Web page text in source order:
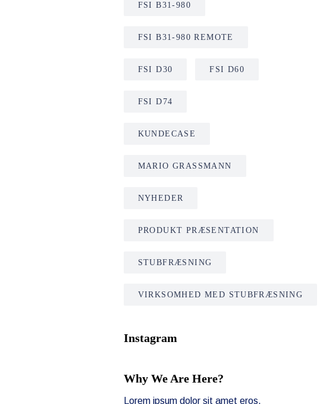
FSI B31-980
FSI B31-980 REMOTE
FSI D30 FSI D60
FSI D74
KUNDECASE
MARIO GRASSMANN
NYHEDER
PRODUKT PRÆSENTATION
STUBFRÆSNING
VIRKSOMHED MED STUBFRÆSNING
Instagram
Why We Are Here?
Lorem ipsum dolor sit amet eros,